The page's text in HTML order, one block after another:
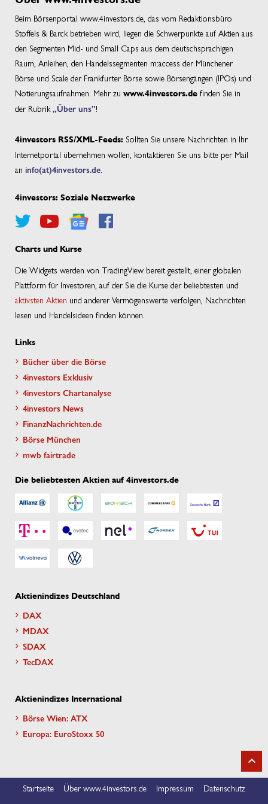
Beim Börsenportal www.4investors.de, das vom Redaktionsbüro
Stoffels & Barck betrieben wird, liegen die Schwerpunkte auf Aktien aus
den Segmenten Mid- und Small Caps aus dem deutschsprachigen
Raum, Anleihen, den Handelssegmenten m:access der Münchener
Börse und Scale der Frankfurter Börse sowie Börsengängen (IPOs) und
Notierungsaufnahmen. Mehr zu www.4investors.de finden Sie in
der Rubrik„Über uns”!
4investors RSS/XML-Feeds: Sollten Sie unsere Nachrichten in Ihr
Internetportal übernehmen wollen, kontaktieren Sie uns bitte per Mail
an info(at)4investors.de.
4investors: Soziale Netzwerke
Charts und Kurse
Die Widgets werden von TradingView bereit gestellt, einer globalen
Plattform für Investoren, auf der Sie die Kurse der beliebtesten und
aktivsten Aktien und anderer Vermögenswerte verfolgen, Nachrichten
lesen und Handelsideen finden können.
Links
Bücher über die Börse
4investors Exklusiv
4investors Chartanalyse
4investors News
FinanzNachrichten.de
Börse München
mwb fairtrade
Die beliebtesten Aktien auf 4investors.de
Aktienindizes Deutschland
DAX
MDAX
SDAX
TecDAX
Aktienindizes International
Börse Wien: ATX
Europa: EuroStoxx 50
Startseite Über www.4investors.de Impressum
Datenschutz